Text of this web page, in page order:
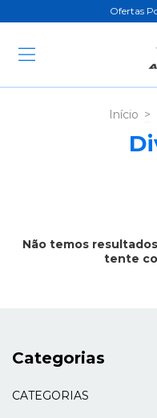
Ofertas
Início >
Não temos
tente
Categorias
CATEGORIAS